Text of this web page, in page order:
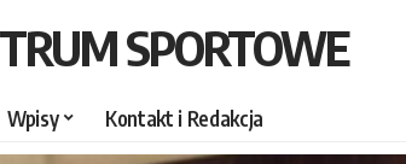
SPORTOWE
Wpisy Kontakt i Redakcja